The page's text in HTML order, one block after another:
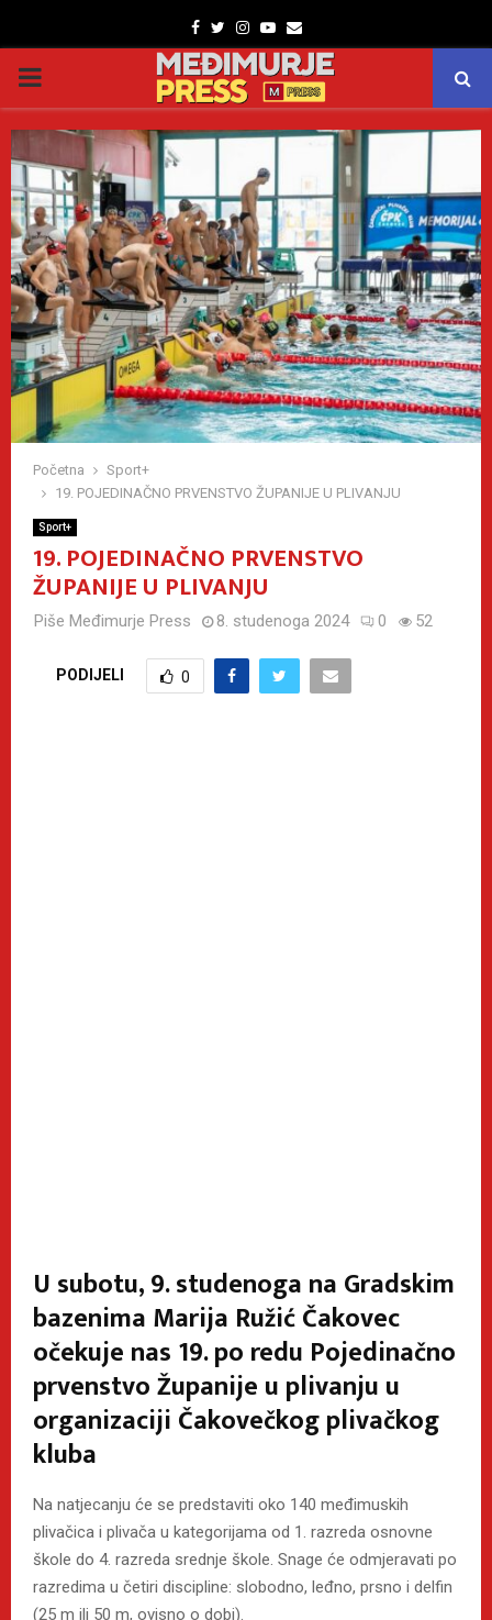
Facebook
TwitterInstagram
Youtube
Email
PRIMARY
MENU
Početna
Sport+
​19. POJEDINAČNO PRVENSTVO ŽUPANIJE U PLIVANJU
Sport+
​19. POJEDINAČNO PRVENSTVO
ŽUPANIJE U PLIVANJU
Piše Međimurje Press 8. studenoga 2024 0 52
PODIJELI 0
U subotu, 9. studenoga na Gradskim
bazenima Marija Ružić Čakovec
očekuje nas 19. po redu Pojedinačno
prvenstvo Županije u plivanju u
organizaciji Čakovečkog plivačkog
kluba
Na natjecanju će se predstaviti oko 140 međimuskih
plivačica i plivača u kategorijama od 1. razreda osnovne
škole do 4. razreda srednje škole. Snage će odmjeravati po
razredima u četiri discipline: slobodno, leđno, prsno i delfin
(25 m ili 50 m, ovisno o dobi).